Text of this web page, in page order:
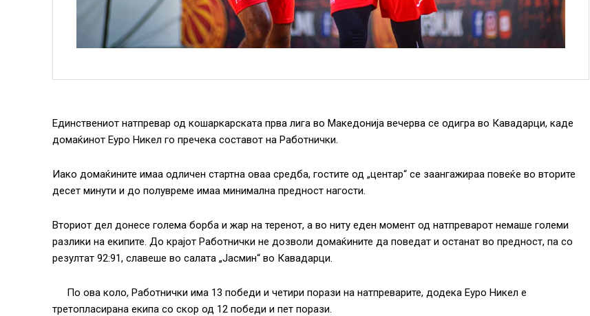
Единствениот натпревар од кошаркарската прва лига во Македонија вечерва се одигра во Кавадарци, каде
домаќинот Еуро Никел го пречека составот на Работнички.
Иако домаќините имаа одличен стартна оваа средба, гостите од „центар“ се заангажираа повеќе во вторите
десет минути и до полувреме имаа минимална предност нагости.
Вториот дел донесе голема борба и жар на теренот, а во ниту еден момент од натпреварот немаше големи
разлики на екипите. До крајот Работнички не дозволи домаќините да поведат и останат во предност, па со
резултат 92:91, славеше во салата „Јасмин“ во Кавадарци.
По ова коло, Работнички има 13 победи и четири порази на натпреварите, додека Еуро Никел е
третопласирана екипа со скор од 12 победи и пет порази.